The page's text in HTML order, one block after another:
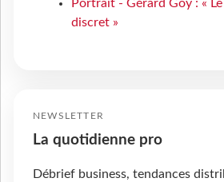
Portrait - Gérard Goy : «
discret »
NEWSLETTER
La quotidienne pro
Débrief business, tendances